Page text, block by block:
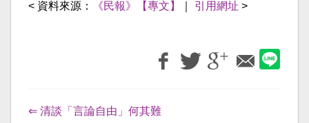
< 資料來源： 《民報》【專文】 引用網址 >
⇐ 清談「言論自由」何其難